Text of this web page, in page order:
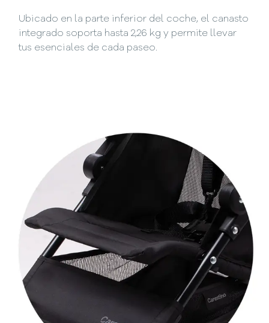
Ubicado en la parte inferior del coche, el canasto
integrado soporta hasta 2,26 kg y permite llevar
tus esenciales de cada paseo.